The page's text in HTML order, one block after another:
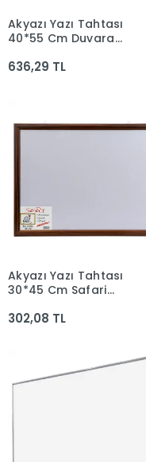
Sepete Ekle
Akyazı Yazı Tahtası
40*55 Cm Duvara
636,29 TL
Sepete Ekle
Akyazı Yazı Tahtası
30*45 Cm Safari
302,08 TL